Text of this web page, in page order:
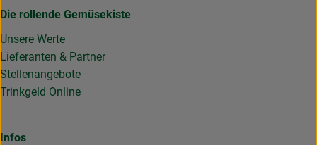
Die rollende Gemüsekiste
Unsere Werte
Lieferanten & Partner
Stellenangebote
Trinkgeld Online
Infos